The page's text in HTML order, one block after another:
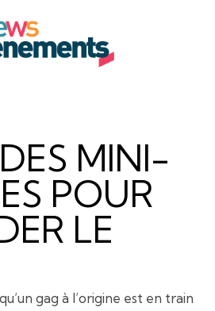
MINI-
POUR
LE
gag à l’origine est en train